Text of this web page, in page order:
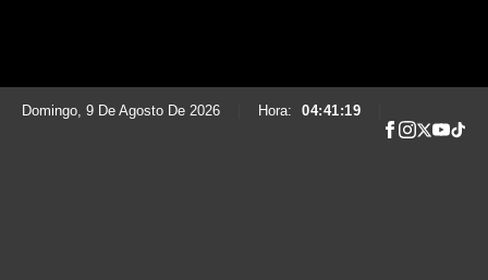
Domingo, 9 De Agosto De 2026 Hora: 04:41:20